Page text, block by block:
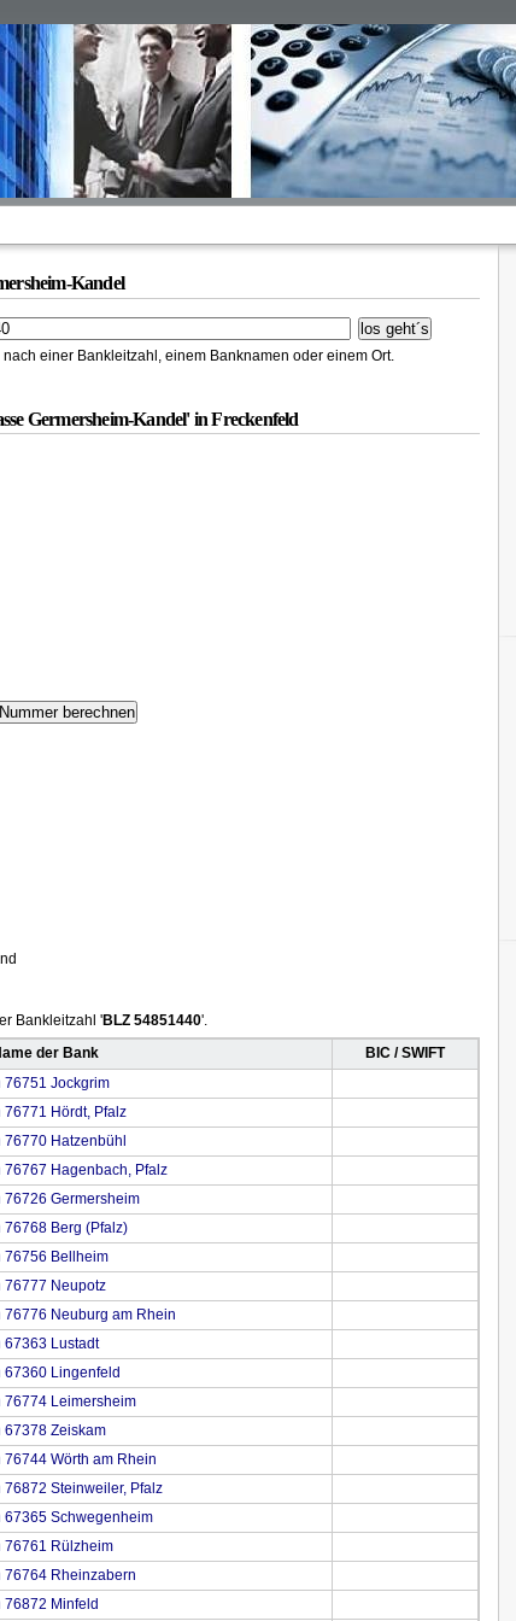
Kandel
einer Bankleitzahl, einem Banknamen oder einem Ort.
Germersheim-Kandel' in Freckenfeld
Bankleitzahl 'BLZ 54851440'.
der Bank
BIC / SWIFT
76751 Jockgrim
Hördt, Pfalz
Hatzenbühl
Hagenbach, Pfalz
Germersheim
Berg (Pfalz)
76756 Bellheim
76777 Neupotz
Neuburg am Rhein
67363 Lustadt
Lingenfeld
76774 Leimersheim
67378 Zeiskam
Wörth am Rhein
Steinweiler, Pfalz
67365 Schwegenheim
76761 Rülzheim
76764 Rheinzabern
Minfeld